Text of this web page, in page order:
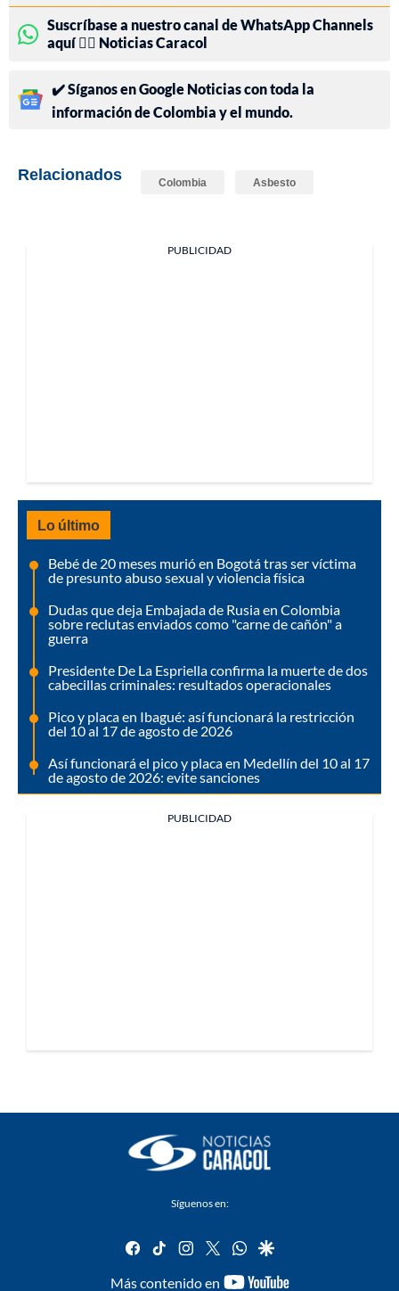
Suscríbase a nuestro canal de WhatsApp Channels
aquí 👉🏻 Noticias Caracol
✔️ Síganos en Google Noticias con toda la
información de Colombia y el mundo.
Relacionados Colombia Asbesto
PUBLICIDAD
Lo último
Bebé de 20 meses murió en Bogotá tras ser víctima
de presunto abuso sexual y violencia física
Dudas que deja Embajada de Rusia en Colombia
sobre reclutas enviados como "carne de cañón" a
guerra
Presidente De La Espriella confirma la muerte de dos
cabecillas criminales: resultados operacionales
Pico y placa en Ibagué: así funcionará la restricción
del 10 al 17 de agosto de 2026
Así funcionará el pico y placa en Medellín del 10 al 17
de agosto de 2026: evite sanciones
PUBLICIDAD
Síguenos en:
facebook
tiktok instagram
twitterwhatsapp
google
Más contenido en
youtube-